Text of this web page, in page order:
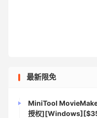
最新限免
MiniTool
授权